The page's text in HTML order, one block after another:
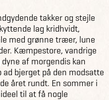
takker og stejle
lag kridhvidt,
med grønne træer, lune
Kæmpestore, vandrige
af morgendis kan
bjerget på den modsatte
året rundt. En sommer i
til at få nogle